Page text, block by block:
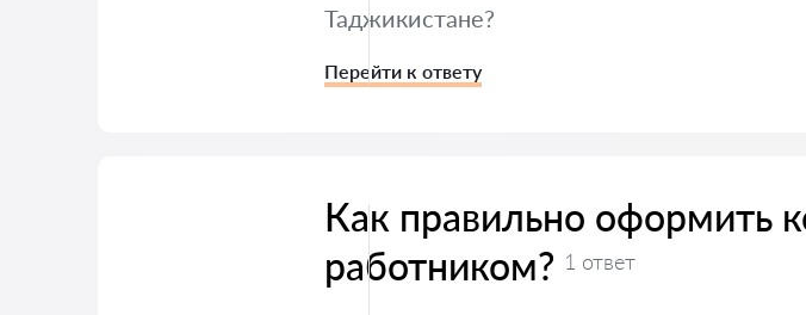
Таджикистане?
Перейти к ответу
Как правильно оформить
работником? 1 ответ